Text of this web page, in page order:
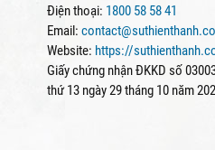
Điện thoại: 1800 58 58 41
Email:
Website: https://
Giấy chứng nhận ĐKKD số
thứ 13 ngày 29 tháng 10 năm